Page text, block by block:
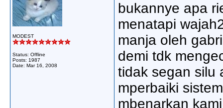
MODEST
Status: Offline
Posts: 1987
Date: Mar 16, 2008
bukannye apa
menatapi
manja oleh
demi tdk
tidak segan silu
mperbaiki
mbenarkan